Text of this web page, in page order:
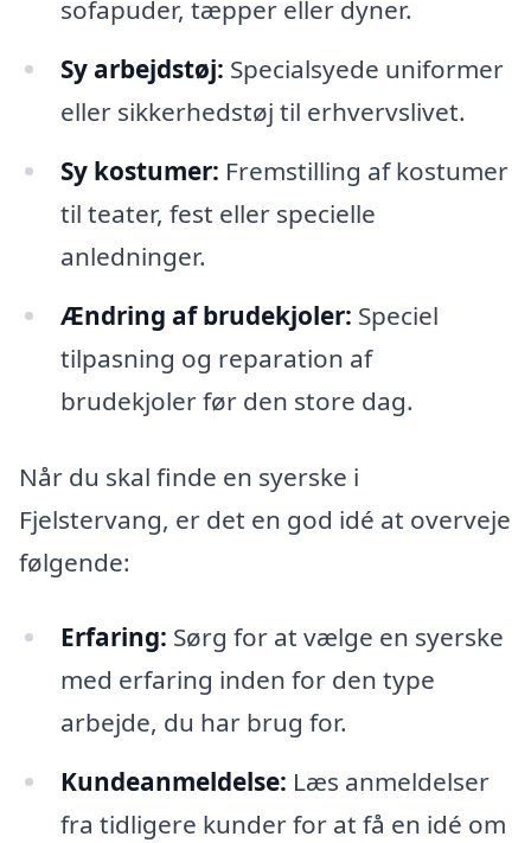
sofapuder, tæpper eller dyner.
Sy arbejdstøj: Specialsyede uniformer
eller sikkerhedstøj til erhvervslivet.
Sy kostumer: Fremstilling af kostumer
til teater, fest eller specielle
anledninger.
Ændring af brudekjoler: Speciel
tilpasning og reparation af
brudekjoler før den store dag.
Når du skal finde en syerske i
Fjelstervang, er det en god idé at overveje
følgende:
Erfaring: Sørg for at vælge en syerske
med erfaring inden for den type
arbejde, du har brug for.
Kundeanmeldelse: Læs anmeldelser
fra tidligere kunder for at få en idé om